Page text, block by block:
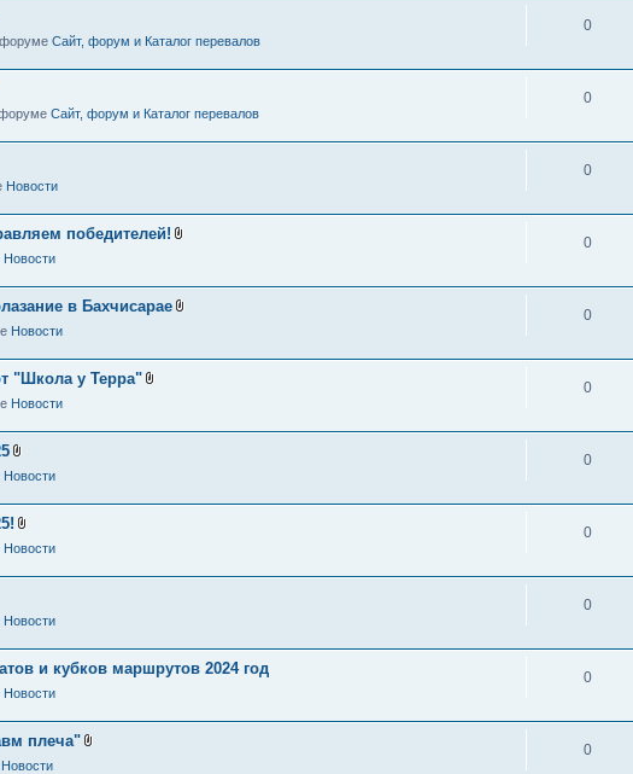
форуме Сайт, форум и Каталог перевалов
0
Сайт, форум и Каталог перевалов
0
Новости
0
победителей!
Новости
0
в Бахчисарае
Новости
0
"Школа у Терра"
Новости
0
Новости
0
Новости
0
Новости
0
и кубков маршрутов 2024 год
Новости
0
плеча"
Новости
0